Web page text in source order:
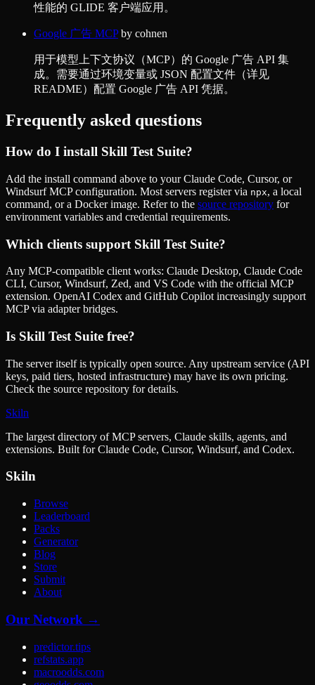
性能的 GLIDE 客户端应用。
Google 广告 MCPby cohnen
用于模型上下文协议（MCP）的 Google 广告 API 集
成。需要通过环境变量或 JSON 配置文件（详见
README）配置 Google 广告 API 凭据。
Frequently asked questions
How do I install Skill Test Suite?
Add the install command above to your Claude Code, Cursor, or
Windsurf MCP configuration. Most servers register via npx, a local
command, or a Docker image. Refer to the source repository for
environment variables and credential requirements.
Which clients support Skill Test Suite?
Any MCP-compatible client works: Claude Desktop, Claude Code
CLI, Cursor, Windsurf, Zed, and VS Code with the official MCP
extension. OpenAI Codex and GitHub Copilot increasingly support
MCP via adapter bridges.
Is Skill Test Suite free?
The server itself is typically open source. Any upstream service (API
keys, paid tiers, hosted infrastructure) may have its own pricing.
Check the source repository for details.
Skiln
The largest directory of MCP servers, Claude skills, agents, and
extensions. Built for Claude Code, Cursor, Windsurf, and Codex.
Skiln
Browse
Leaderboard
Packs
Generator
Blog
Store
Submit
About
Our Network →
predictor.tips
refstats.app
macroodds.com